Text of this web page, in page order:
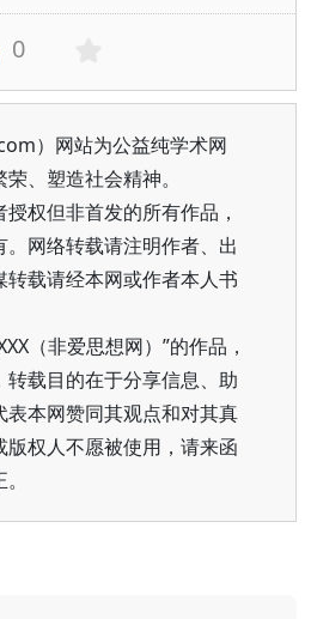
0
）网站为公益纯学术网
、塑造社会精神。
权但非首发的所有作品，
网络转载请注明作者、出
载请经本网或作者本人书
（非爱思想网）”的作品，
载目的在于分享信息、助
表本网赞同其观点和对其真
版权人不愿被使用，请来函